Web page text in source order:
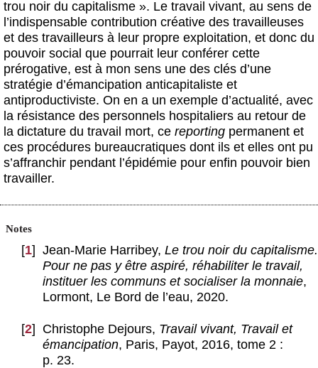
trou noir du capitalisme ». Le travail vivant, au sens de
l’indispensable contribution créative des travailleuses
et des travailleurs à leur propre exploitation, et donc du
pouvoir social que pourrait leur conférer cette
prérogative, est à mon sens une des clés d’une
stratégie d’émancipation anticapitaliste et
antiproductiviste. On en a un exemple d’actualité, avec
la résistance des personnels hospitaliers au retour de
la dictature du travail mort, ce reporting permanent et
ces procédures bureaucratiques dont ils et elles ont pu
s’affranchir pendant l’épidémie pour enfin pouvoir bien
travailler.
Notes
[1] Jean-Marie Harribey, Le trou noir du capitalisme.
Pour ne pas y être aspiré, réhabiliter le travail,
instituer les communs et socialiser la monnaie,
Lormont, Le Bord de l’eau, 2020.
[2] Christophe Dejours, Travail vivant, Travail et
émancipation, Paris, Payot, 2016, tome 2 :
p. 23.